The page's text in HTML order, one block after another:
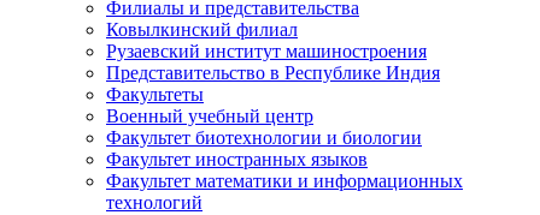
Филиалы и представительства
Ковылкинский филиал
Рузаевский институт машиностроения
Представительство в Республике Индия
Факультеты
Военный учебный центр
Факультет биотехнологии и биологии
Факультет иностранных языков
Факультет математики и информационных
технологий